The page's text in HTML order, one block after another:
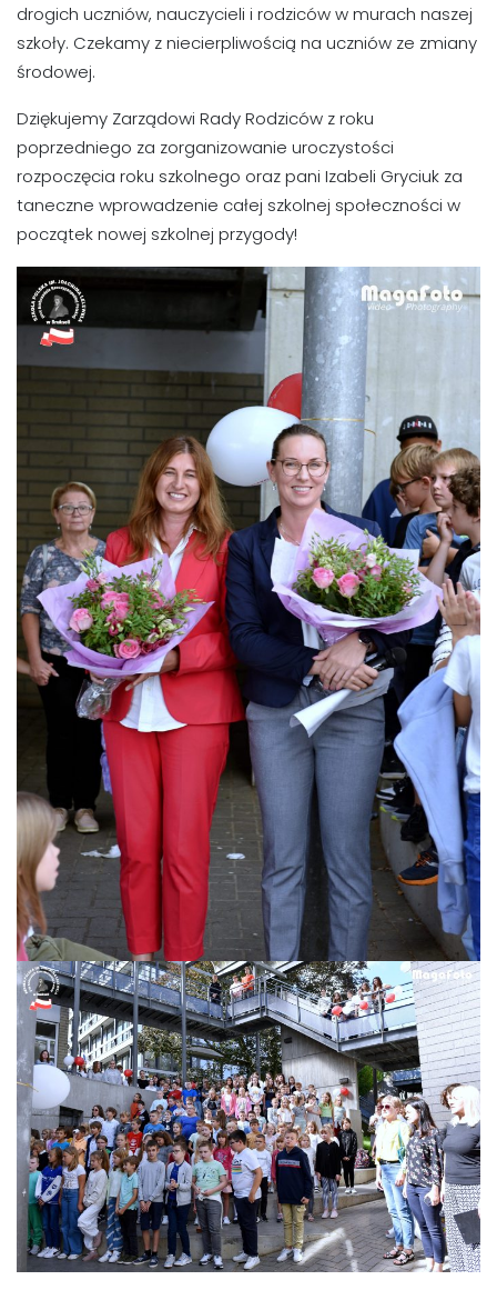
drogich uczniów, nauczycieli i rodziców w murach naszej
szkoły. Czekamy z niecierpliwością na uczniów ze zmiany
środowej.
Dziękujemy Zarządowi Rady Rodziców z roku
poprzedniego za zorganizowanie uroczystości
rozpoczęcia roku szkolnego oraz pani Izabeli Gryciuk za
taneczne wprowadzenie całej szkolnej społeczności w
początek nowej szkolnej przygody!